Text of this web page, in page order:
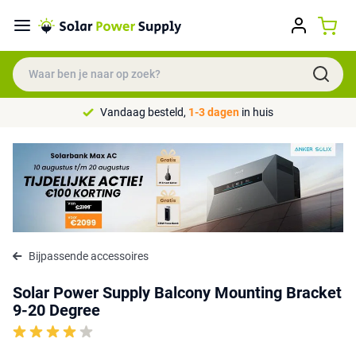
Vandaag besteld, 1-3 dagen in huis
Bijpassende accessoires
Solar Power Supply Balcony Mounting Bracket
9-20 Degree